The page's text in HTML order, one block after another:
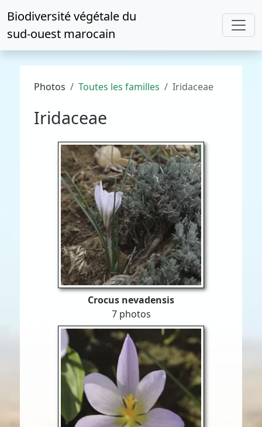
Biodiversité végétale du
sud-ouest marocain
Photos Toutes les familles Iridaceae
Iridaceae
Crocus nevadensis
7 photos